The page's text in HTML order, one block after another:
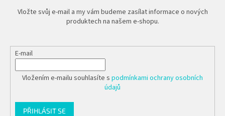
Vložte svůj e-mail a my vám budeme zasílat informace o nových
produktech na našem e-shopu.
E-mail
Vložením e-mailu souhlasíte s podmínkami ochrany osobních
údajů
PŘIHLÁSIT SE